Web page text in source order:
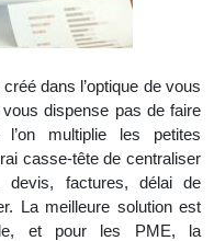
dans l’optique de vous
dispense pas de faire
multiplie les petites
casse-tête de centraliser
devis, factures, délai de
La meilleure solution est
et pour les PME, la